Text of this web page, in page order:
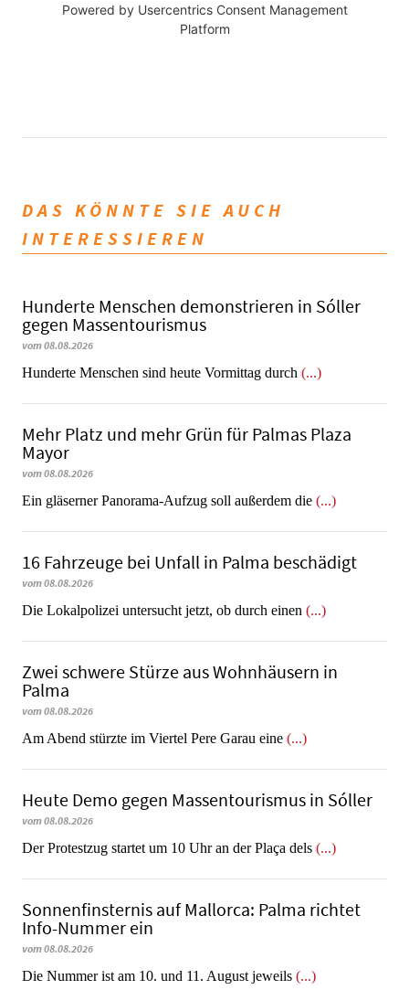
Powered by Usercentrics Consent Management
Platform
DAS KÖNNTE SIE AUCH
INTERESSIEREN
Hunderte Menschen demonstrieren in Sóller
gegen Massentourismus
vom 08.08.2026
Hunderte Menschen sind heute Vormittag durch (...)
Mehr Platz und mehr Grün für Palmas Plaza
Mayor
vom 08.08.2026
Ein gläserner Panorama-Aufzug soll außerdem die (...)
16 Fahrzeuge bei Unfall in Palma beschädigt
vom 08.08.2026
Die Lokalpolizei untersucht jetzt, ob durch einen (...)
Zwei schwere Stürze aus Wohnhäusern in
Palma
vom 08.08.2026
Am Abend stürzte im Viertel Pere Garau eine (...)
Heute Demo gegen Massentourismus in Sóller
vom 08.08.2026
Der Protestzug startet um 10 Uhr an der Plaça dels (...)
Sonnenfinsternis auf Mallorca: Palma richtet
Info-Nummer ein
vom 08.08.2026
Die Nummer ist am 10. und 11. August jeweils (...)